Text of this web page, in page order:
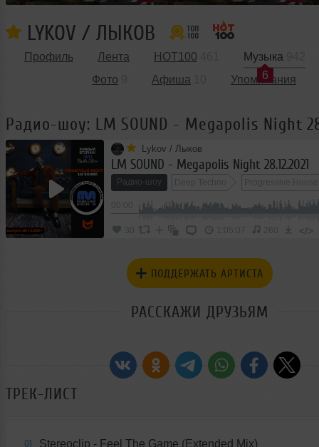
LYKOV / ЛЫКОВ
Профиль Лента HOT100
Музыка
6
Фото
Афиша Упоминания
Радио-шоу: LM SOUND - Megapolis Night
Lykov / Лыков
LM SOUND - Megapolis Night 28.12.2021
Радио-шоу Deep Techno Progressive House
30 1:05:07 260 </>
ПОДДЕРЖАТЬ АРТИСТА
РАССКАЖИ ДРУЗЬЯМ
ТРЕК-ЛИСТ
01 Stereoclip - Feel The Game (Extended Mix)